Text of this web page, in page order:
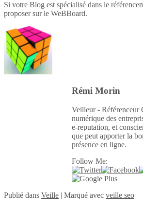
Si votre Blog est spécialisé dans le
proposer sur le WeBBoard.
Rémi Morin
Veilleur - Référenceur
numérique des
e-reputation, et
que peut apporter la
présence en ligne.
Follow Me:
Publié dans Veille | Marqué avec veille seo